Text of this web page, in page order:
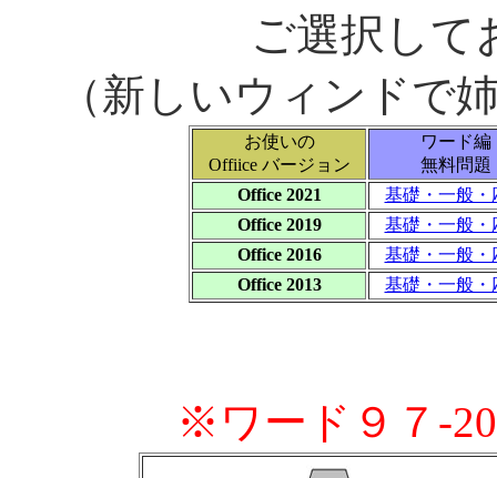
ご選択して
（新しいウィンドで
お使いの
Offiice バージョン
ワード編
無料問題
Office 2021
基礎・一般・
Office 2019
基礎・一般・
Office 2016
基礎・一般・
Office 2013
基礎・一般・
※ワード９７-